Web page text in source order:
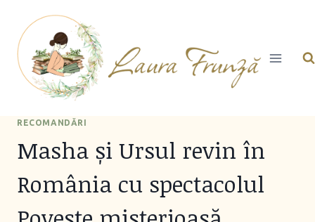
content
RECOMANDĂRI
Masha și Ursul revin în
România cu spectacolul